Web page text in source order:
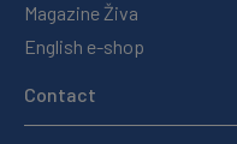
Magazine Živa
English e-shop
Contact